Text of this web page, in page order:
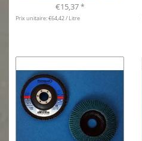
€15,37 *
Prix unitaire: €64,42 / Litre